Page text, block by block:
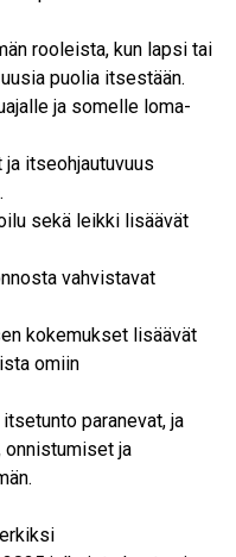
rooleista, kun lapsi tai
puolia itsestään.
ja somelle loma-
itseohjautuvuus
sekä leikki lisäävät
vahvistavat
kokemukset lisäävät
omiin
paranevat, ja
onnistumiset ja